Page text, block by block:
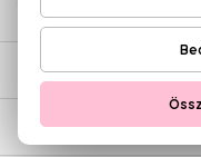
ÉRTÉKELÉSEK (0)